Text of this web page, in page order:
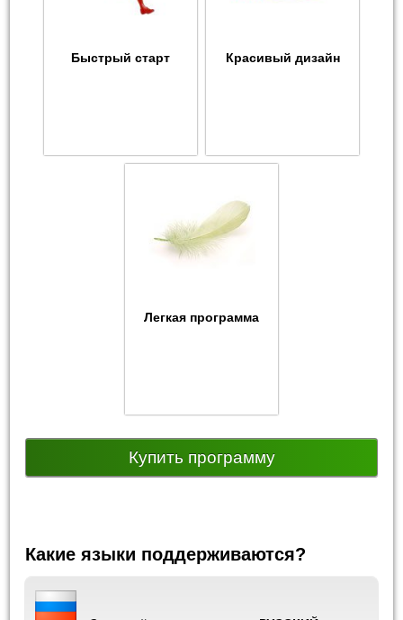
Быстрый старт Красивый дизайн
Легкая программа
Купить программу
Какие языки поддерживаются?